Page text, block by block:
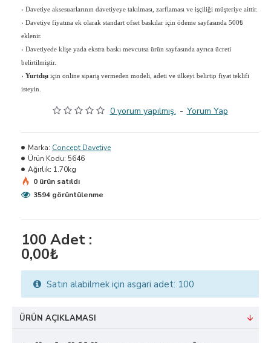
› Davetiye aksesuarlarının davetiyeye takılması, zarflaması ve işçiliği müşteriye aittir.
› Davetiye fiyatına ek olarak standart ofset baskılar için ödeme sayfasında 500₺
eklenir.
› Davetiyede klişe yada ekstra baskı mevcutsa ürün sayfasında ayrıca ücreti
belirtilmiştir.
› Yurtdışı için online sipariş vermeden modeli, adeti ve ülkeyi belirtip fiyat teklifi
isteyin.
0 yorum yapılmış. - Yorum Yap
100 Adet :
0,00₺
Marka: Concept Davetiye
Ürün Kodu: 5646
Ağırlık: 1.70kg
0 ürün satıldı
3594 görüntülenme
Satın alabilmek için asgari adet: 100
ÜRÜN AÇIKLAMASI